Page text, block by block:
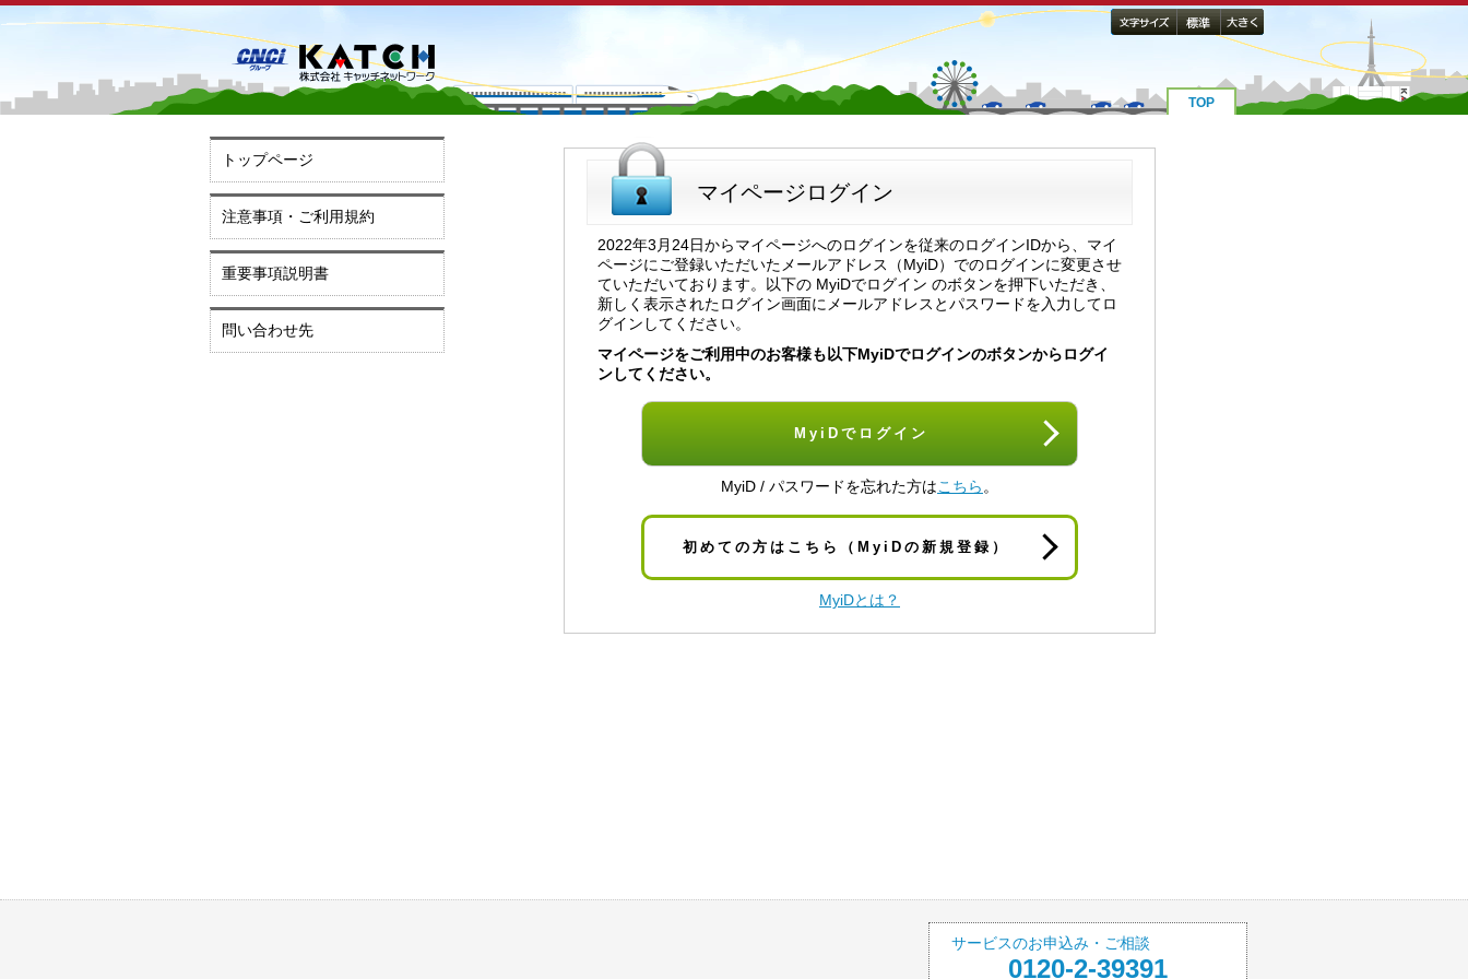
TOP
トップページ
注意事項・ご利用規約
重要事項説明書
問い合わせ先
マイページログイン
2022年3月24日からマイページへのログインを従来のログインIDから、マイ
ページにご登録いただいたメールアドレス（MyiD）でのログインに変更させ
ていただいております。以下の MyiDでログイン のボタンを押下いただき、
新しく表示されたログイン画面にメールアドレスとパスワードを入力してロ
グインしてください。
マイページをご利用中のお客様も以下MyiDでログインのボタンからログイ
ンしてください。
MyiDでログイン
MyiD / パスワードを忘れた方はこちら 。
初めての方はこちら（MyiDの新規登録）
MyiDとは？
サービスのお申込み・ご相談
0120-2-39391